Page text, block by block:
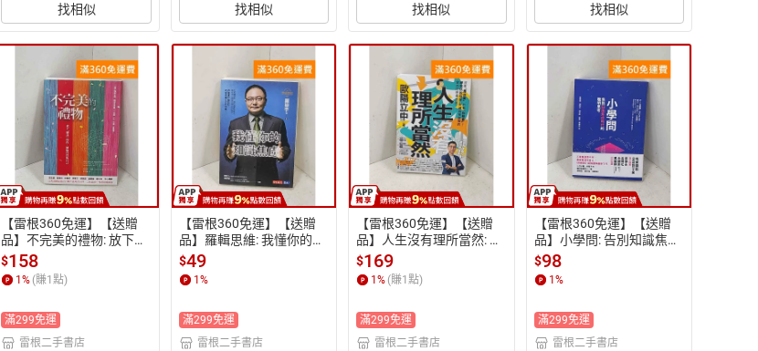
找相似 找相似 找相似 找相似
【雷根360免運】【送贈
品】不完美的禮物: 放下
「應該」的你,擁抱真實的
自己 #八成新【P-Q229
8】
$158
1% (賺1點)
滿299免運
雷根二手書店
【雷根360免運】【送贈
品】羅輯思維: 我懂你的知
識焦慮 #八成新【P-Q229
1】
$49
1 %
滿299免運
雷根二手書店
【雷根360免運】【送贈
品】人生沒有理所當然: 沒
有「應該要」,只有「你想
要」 #八成新【P-Q227
8】
$169
1% (賺1點)
滿299免運
雷根二手書店
【雷根360免運】【送贈
品】小學問: 告別知識焦慮
時代的聰明思考 #八成新
【P-Q2274】
$98
1 %
滿299免運
雷根二手書店